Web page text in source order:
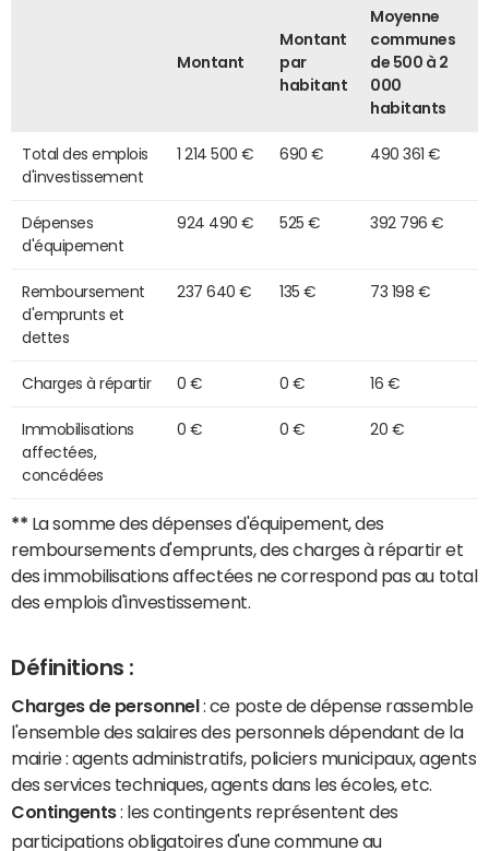
Montant
Montant
par
habitant
Moyenne
communes
de 500 à 2
000
habitants
Total des emplois
d'investissement
1 214 500 € 690 € 490 361 €
Dépenses
d'équipement
924 490 € 525 € 392 796 €
Remboursement
d'emprunts et
dettes
237 640 € 135 € 73 198 €
Charges à répartir 0 € 0 € 16 €
Immobilisations
affectées,
concédées
0 € 0 € 20 €
** La somme des dépenses d'équipement, des
remboursements d'emprunts, des charges à répartir et
des immobilisations affectées ne correspond pas au total
des emplois d'investissement.
Définitions :
Charges de personnel : ce poste de dépense rassemble
l'ensemble des salaires des personnels dépendant de la
mairie : agents administratifs, policiers municipaux, agents
des services techniques, agents dans les écoles, etc.
Contingents: les contingents représentent des
participations obligatoires d'une commune au